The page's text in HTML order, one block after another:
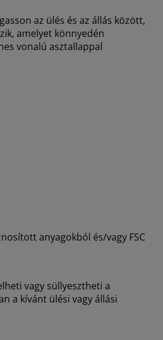
az ülés és az állás között,
amelyet könnyedén
vonalú asztallappal
anyagokból és/vagy FSC
vagy süllyesztheti a
a kívánt ülési vagy állási